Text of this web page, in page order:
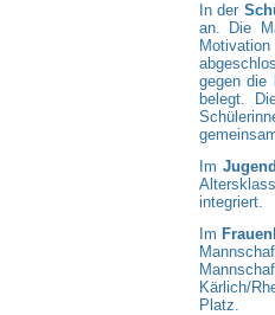
In der
an. Die
gegen die
belegt.
Im
integriert.
Im
Kärlich/
Platz.